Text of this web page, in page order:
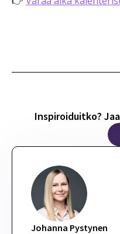
Inspiroiduitko?
Johanna Pystynen